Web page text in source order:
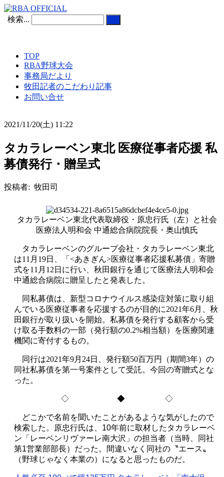
検索...
TOP
RBA野球大会
事務局だより
牧田記者のこだわり記事
お問い合せ
2021/11/20(土) 11:22
タカラレーベン東北 医療従事者応援 私
募債発行・贈呈式
投稿者: 牧田司
タカラレーベン東北代表取締役・原忠行氏（左）と社会
医療法人明和会 中通総合病院院長・奥山慎氏
タカラレーベンのグループ会社・タカラレーベン東北
は11月19日、「<あきぎん>医療従事者応援私募債」寄贈
式を11月12日に行い、秋田銀行を通じて医療法人明和会
中通総合病院に贈呈したと発表した。
同私募債は、新型コロナウイルス感染症対策に取り組
んでいる医療従事者を応援するのが目的に2021年6月、秋
田銀行が取り扱いを開始。私募債を発行する顧客から受
け取る手数料の一部（発行額の0.2%相当額）を医療関連
機関に寄付するもの。
同行は2021年9月24日、発行額50百万円（期間3年）の
同社私募債を第一号案件として受託。今回の寄贈式とな
った。
◇ ◆ ◇
どこかで名前を聞いたことがあるような気がしたので
検索した。原忠行氏は、 10年前に取材したタカラレーベ
ン「レーベンリヴァーレ南大沢」の担当者（当時、同社
第1営業部部長）だった。間違いなく同社の〝エース〟
（野球じゃなく本業の）になると思ったものだ。